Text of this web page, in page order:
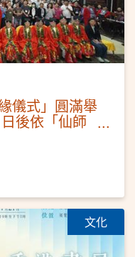
儀式」圓滿舉
後依「仙師
文化